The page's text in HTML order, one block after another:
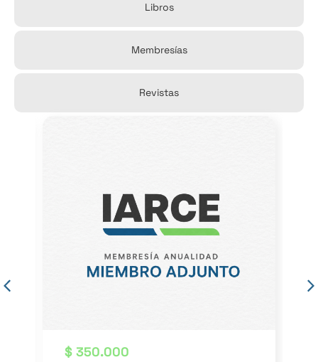
Libros
Membresías
Revistas